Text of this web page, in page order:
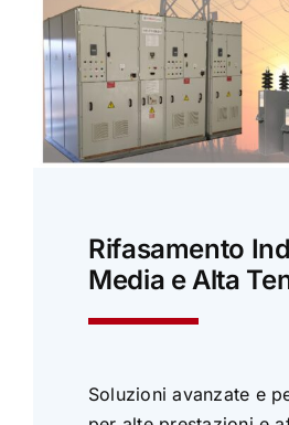
Rifasamento
Media e Alta
Soluzioni avanzate e